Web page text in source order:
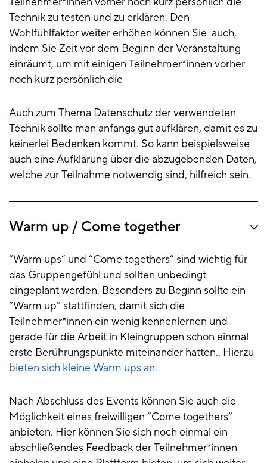
Technik zu testen und zu erklären. Den
Wohlfühlfaktor weiter erhöhen können Sie auch,
indem Sie Zeit vor dem Beginn der Veranstaltung
einräumt, um mit einigen Teilnehmer*innen vorher
noch kurz persönlich die
Auch zum Thema Datenschutz der verwendeten
Technik sollte man anfangs gut aufklären, damit es zu
keinerlei Bedenken kommt. So kann beispielsweise
auch eine Aufklärung über die abzugebenden Daten,
welche zur Teilnahme notwendig sind, hilfreich sein.
Warm up / Come together
“Warm ups” und “Come togethers” sind wichtig für
das Gruppengefühl und sollten unbedingt
eingeplant werden. Besonders zu Beginn sollte ein
“Warm up” stattfinden, damit sich die
Teilnehmer*innen ein wenig kennenlernen und
gerade für die Arbeit in Kleingruppen schon einmal
erste Berührungspunkte miteinander hatten.. Hierzu
bieten sich kleine Warm ups an.
Nach Abschluss des Events können Sie auch die
Möglichkeit eines freiwilligen “Come togethers”
anbieten. Hier können Sie sich noch einmal ein
abschließendes Feedback der Teilnehmer*innen